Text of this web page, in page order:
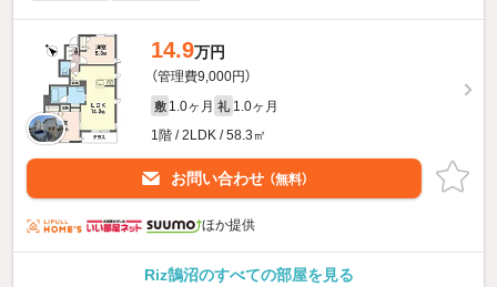
14.9万円
（管理費9,000円）
敷 1.0ヶ月 礼 1.0ヶ月
1階 / 2LDK / 58.3㎡
お問い合わせ （無料）
ほか提供
Riz鵠沼のすべての部屋を見る